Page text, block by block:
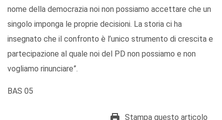
nome della democrazia noi non possiamo accettare che un
singolo imponga le proprie decisioni. La storia ci ha
insegnato che il confronto è l’unico strumento di crescita e
partecipazione al quale noi del PD non possiamo e non
vogliamo rinunciare”.
BAS 05
Stampa questo articolo